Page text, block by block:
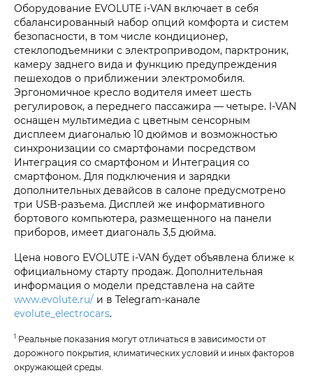
Оборудование EVOLUTE i‑VAN включает в себя
сбалансированный набор опций комфорта и систем
безопасности, в том числе кондиционер,
стеклоподъемники с электроприводом, парктроник,
камеру заднего вида и функцию предупреждения
пешеходов о приближении электромобиля.
Эргономичное кресло водителя имеет шесть
регулировок, а переднего пассажира — четыре. I-VAN
оснащен мультимедиа с цветным сенсорным
дисплеем диагональю 10 дюймов и возможностью
синхронизации со смартфонами посредством
Интеграция со смартфоном и Интеграция со
смартфоном. Для подключения и зарядки
дополнительных девайсов в салоне предусмотрено
три USB-разъема. Дисплей же информативного
бортового компьютера, размещенного на панели
приборов, имеет диагональ 3,5 дюйма.
Цена нового EVOLUTE i‑VAN будет объявлена ближе к
официальному старту продаж. Дополнительная
информация о модели представлена на сайте
www.evolute.ru/ и в Telegram-канале
evolute_electrocars.
1 Реальные показания могут отличаться в зависимости от
дорожного покрытия, климатических условий и иных факторов
окружающей среды.